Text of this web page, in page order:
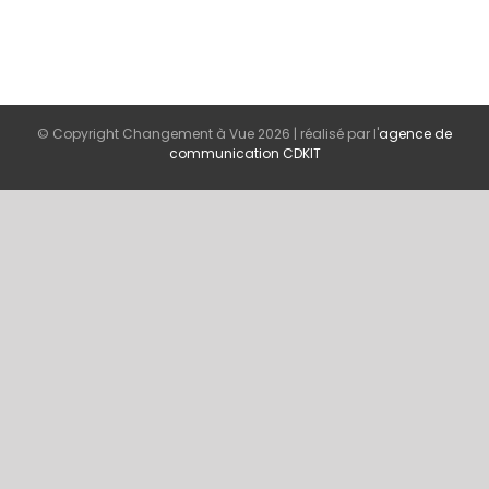
© Copyright Changement à Vue 2026 | réalisé par l'agence de
communication CDKIT